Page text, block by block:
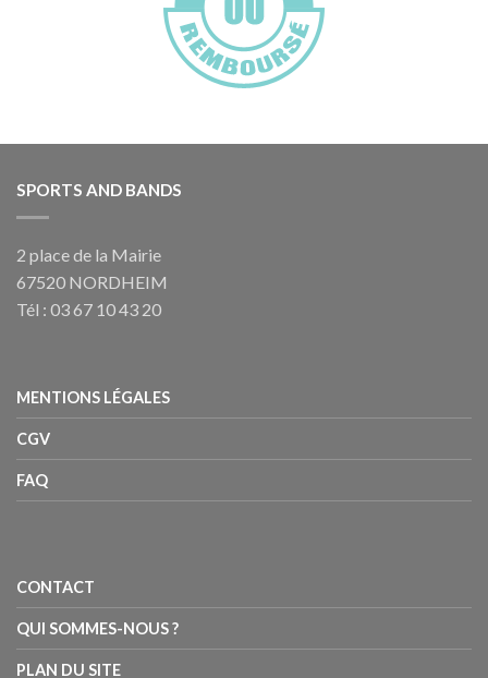
SPORTS AND BANDS
2 place de la Mairie
67520 NORDHEIM
Tél : 03 67 10 43 20
MENTIONS LÉGALES
CGV
FAQ
CONTACT
QUI SOMMES-NOUS ?
PLAN DU SITE